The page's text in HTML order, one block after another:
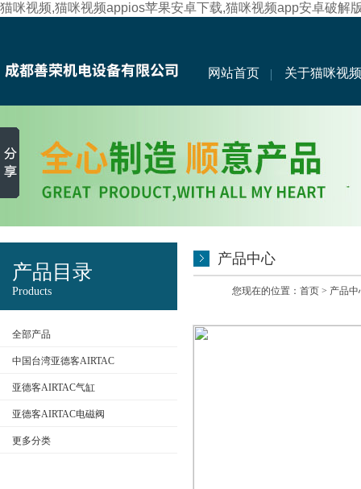
猫咪视频,猫咪视频appios苹果安卓下载,猫咪视频app安卓破解
网站首页 关于猫咪视频
产品目录
Products
全部产品
中国台湾亚德客AIRTAC
亚德客AIRTAC气缸
亚德客AIRTAC电磁阀
更多分类
产品中心
您现在的位置： 首页 > 产品中